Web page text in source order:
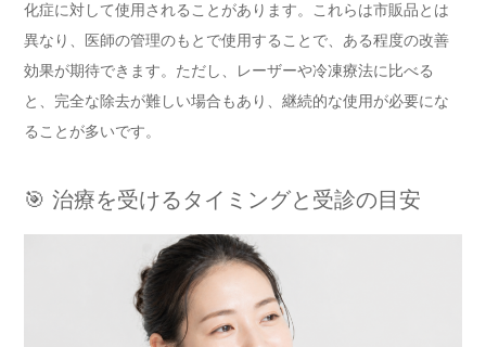
化症に対して使用されることがあります。これらは市販品とは
異なり、医師の管理のもとで使用することで、ある程度の改善
効果が期待できます。ただし、レーザーや冷凍療法に比べる
と、完全な除去が難しい場合もあり、継続的な使用が必要にな
ることが多いです。
🎯 治療を受けるタイミングと受診の目安